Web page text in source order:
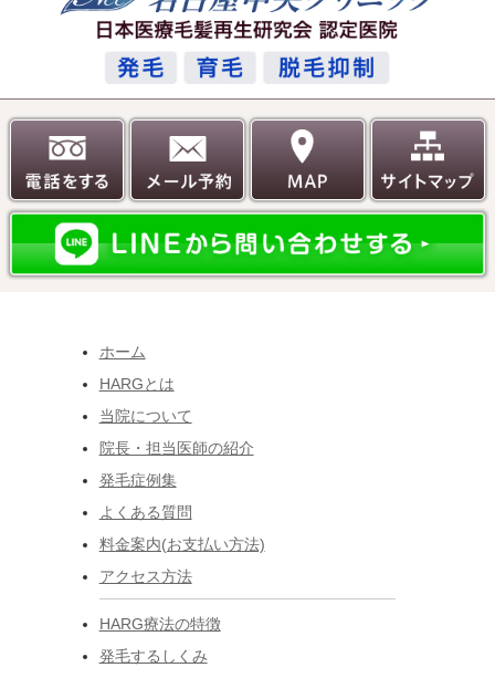
ホーム
HARGとは
当院について
院長・担当医師の紹介
発毛症例集
よくある質問
料金案内(お支払い方法)
アクセス方法
HARG療法の特徴
発毛するしくみ